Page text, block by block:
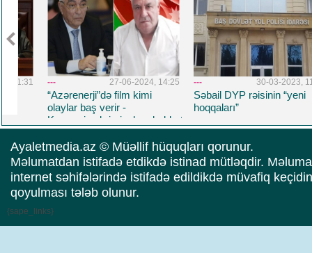
--- 27-06-2024, 14:25
“Azərenerji”də film kimi
olaylar baş verir -
Korrupsiya,kriminal,məhəbbət
və daha nələr.. Üzeyir
Yusifovun "Məcnun"u
oynadığı filmdə Baba
Rzayev də baş roldadı
--- 30-03-2023, 11:41
Səbail DYP rəisinin “yeni
hoqqaları”
Ayaletmedia.az © Müəllif hüquqları qorunur.
Məlumatdan istifadə etdikdə istinad mütləqdir.
internet səhifələrində istifadə edildikdə müvafiq keçidin
qoyulması tələb olunur.
{sape_links}